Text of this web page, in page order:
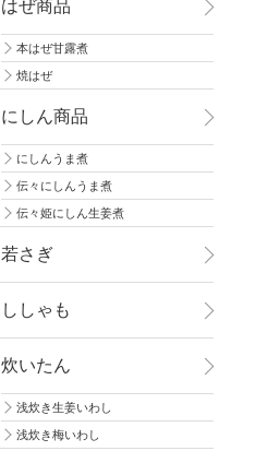
はぜ商品
本はぜ甘露煮
焼はぜ
にしん商品
にしんうま煮
伝々にしんうま煮
伝々姫にしん生姜煮
若さぎ
ししゃも
炊いたん
浅炊き生姜いわし
浅炊き梅いわし